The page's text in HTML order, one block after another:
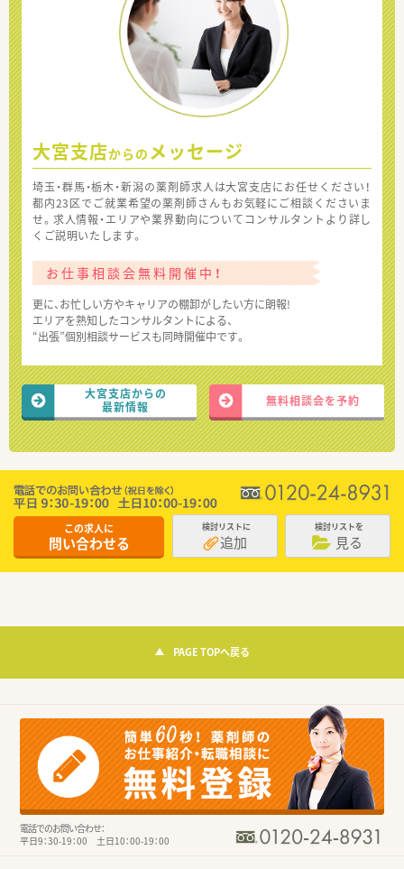
大宮支店からの メッセージ
埼玉・群馬・栃木・新潟の薬剤師求人は大宮支店にお任せください！
都内23区でご就業希望の薬剤師さんもお気軽にご相談くださいま
せ。求人情報・エリアや業界動向についてコンサルタントより詳し
くご説明いたします。
お仕事相談会無料開催中！
更に、お忙しい方やキャリアの棚卸がしたい方に朗報!
エリアを熟知したコンサルタントによる、
“出張”個別相談サービスも同時開催中です。
大宮支店からの
最新情報
無料相談会を予約
この求人に
問い合わせる
検討リストに
追加
検討リストを
見る
PAGE TOPへ戻る
電話でのお問い合わせ：
平日9：30-19：00 土日10：00-19：00